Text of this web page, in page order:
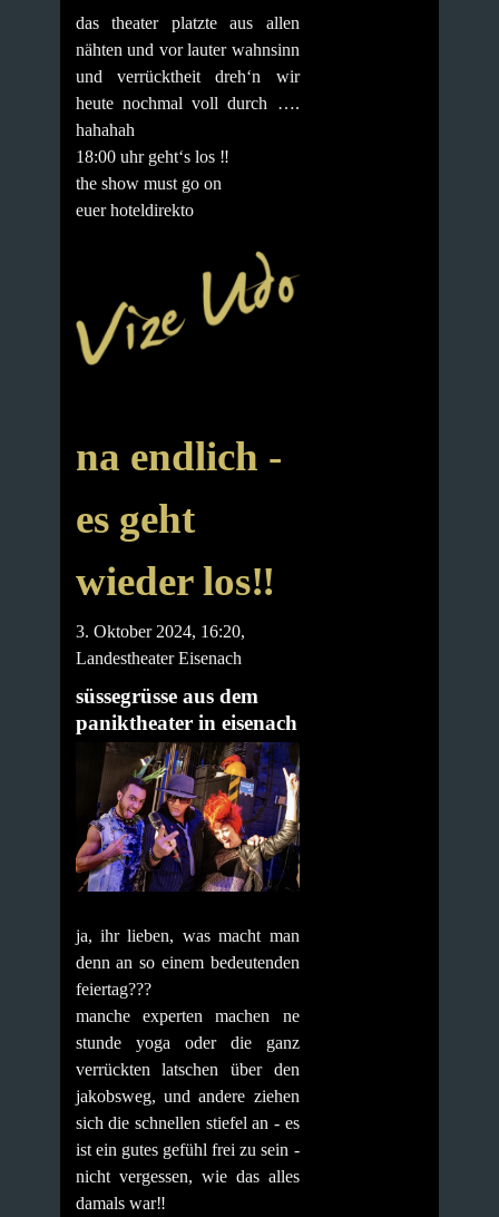
das theater platzte aus allen
nähten und vor lauter wahnsinn
und verrücktheit dreh‘n wir
heute nochmal voll durch ….
hahahah
18:00 uhr geht‘s los ‼️
the show must go on
euer hoteldirekto
na endlich -
es geht
wieder los‼️
3. Oktober 2024, 16:20,
Landestheater Eisenach
süssegrüsse aus dem
paniktheater in eisenach
ja, ihr lieben, was macht man
denn an so einem bedeutenden
feiertag???
manche experten machen ne
stunde yoga oder die ganz
verrückten latschen über den
jakobsweg, und andere ziehen
sich die schnellen stiefel an - es
ist ein gutes gefühl frei zu sein -
nicht vergessen, wie das alles
damals war‼️